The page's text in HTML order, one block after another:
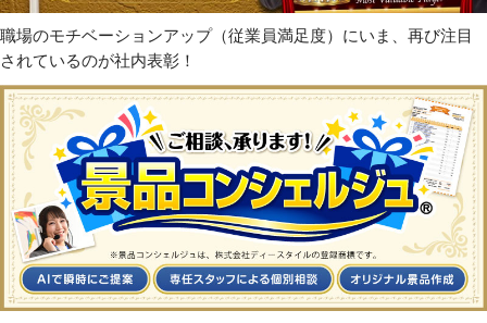
職場のモチベーションアップ（従業員満足度）にいま、再び注目
されているのが社内表彰！